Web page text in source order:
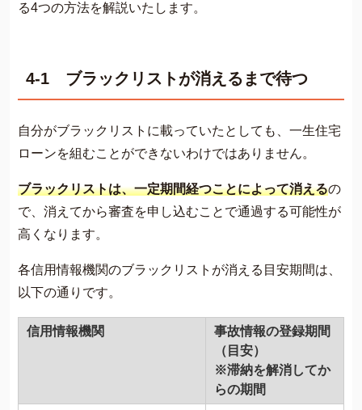
る4つの方法を解説いたします。
4-1 ブラックリストが消えるまで待つ
自分がブラックリストに載っていたとしても、一生住宅
ローンを組むことができないわけではありません。
ブラックリストは、一定期間経つことによって消えるの
で、消えてから審査を申し込むことで通過する可能性が
高くなります。
各信用情報機関のブラックリストが消える目安期間は、
以下の通りです。
信用情報機関
事故情報の登録期間
（目安）
※滞納を解消してか
らの期間